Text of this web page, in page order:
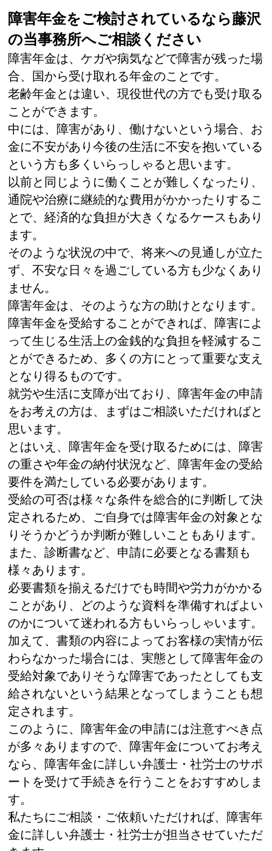
障害年金をご検討されているなら藤沢
の当事務所へご相談ください
障害年金は、ケガや病気などで障害が残った場
合、国から受け取れる年金のことです。
老齢年金とは違い、現役世代の方でも受け取る
ことができます。
中には、障害があり、働けないという場合、お
金に不安があり今後の生活に不安を抱いている
という方も多くいらっしゃると思います。
以前と同じように働くことが難しくなったり、
通院や治療に継続的な費用がかかったりするこ
とで、経済的な負担が大きくなるケースもあり
ます。
そのような状況の中で、将来への見通しが立た
ず、不安な日々を過ごしている方も少なくあり
ません。
障害年金は、そのような方の助けとなります。
障害年金を受給することができれば、障害によ
って生じる生活上の金銭的な負担を軽減するこ
とができるため、多くの方にとって重要な支え
となり得るものです。
就労や生活に支障が出ており、障害年金の申請
をお考えの方は、まずはご相談いただければと
思います。
とはいえ、障害年金を受け取るためには、障害
の重さや年金の納付状況など、障害年金の受給
要件を満たしている必要があります。
受給の可否は様々な条件を総合的に判断して決
定されるため、ご自身では障害年金の対象とな
りそうかどうか判断が難しいこともあります。
また、診断書など、申請に必要となる書類も
様々あります。
必要書類を揃えるだけでも時間や労力がかかる
ことがあり、どのような資料を準備すればよい
のかについて迷われる方もいらっしゃいます。
加えて、書類の内容によってお客様の実情が伝
わらなかった場合には、実態として障害年金の
受給対象でありそうな障害であったとしても支
給されないという結果となってしまうことも想
定されます。
このように、障害年金の申請には注意すべき点
が多々ありますので、障害年金についてお考え
なら、障害年金に詳しい弁護士・社労士のサポ
ートを受けて手続きを行うことをおすすめしま
す。
私たちにご相談・ご依頼いただければ、障害年
金に詳しい弁護士・社労士が担当させていただ